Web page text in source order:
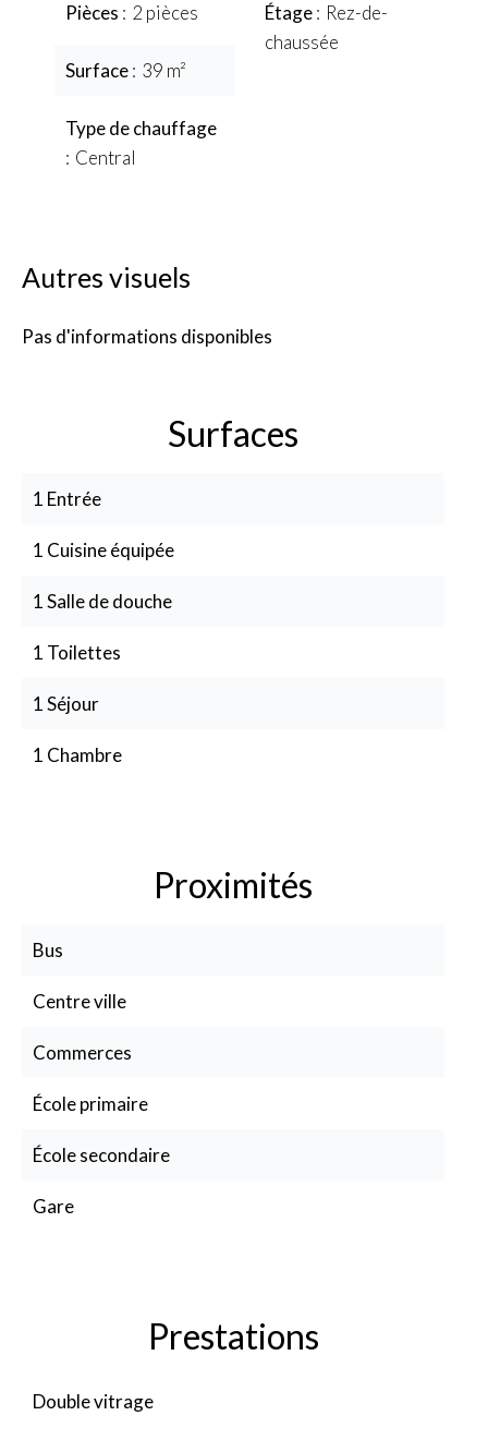
Pièces 2 pièces
Surface 39 m²
Type de chauffage
Central
Étage
Rez-de-
chaussée
Autres visuels
Pas d'informations disponibles
Surfaces
1 Entrée
1 Cuisine équipée
1 Salle de douche
1 Toilettes
1 Séjour
1 Chambre
Proximités
Bus
Centre ville
Commerces
École primaire
École secondaire
Gare
Prestations
Double vitrage